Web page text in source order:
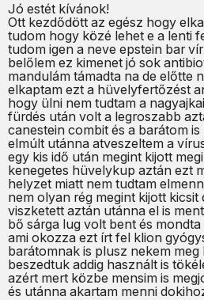
Jó estét kívánok!
Ott kezdődött az egész hogy
tudom hogy közé lehet e a lenti
tudom igen a neve epstein bar
belőlem ez kimenet jó sok
mandulám támadta na de előtte
elkaptam ezt a hüvelyfertőzést
hogy ülni nem tudtam a
fürdés után volt a legroszabb
canestein combit és a barátom
elmúlt utánna atveszeltem a
egy kis idő után megint kijott
kenegetes hüvelykup aztán ezt
helyzet miatt nem tudtam
nem olyan rég megint kijott kicsit
viszketett aztán utánna el is
bő sárga lug volt bent és
ami okozza ezt írt fel klion
barátomnak is plusz nekem
beszedtuk addig használt is
azért mert közbe mensim is
és utánna akartam menni